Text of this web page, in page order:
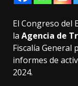
El Congreso del
la Agencia de
Fiscalía General
informes de
2024.